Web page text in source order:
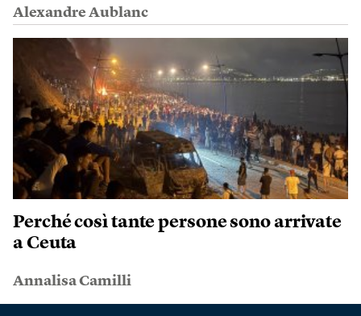
Alexandre Aublanc
Perché così tante persone sono arrivate
a Ceuta
Annalisa Camilli